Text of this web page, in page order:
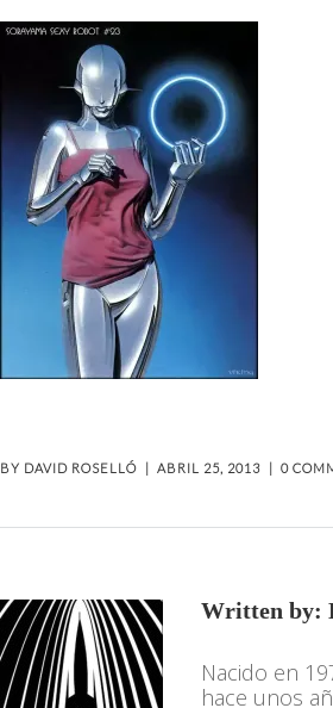
BY DAVID ROSELLÓ ABRIL 25, 2013 0
Written by:
Nacido en
hace unos